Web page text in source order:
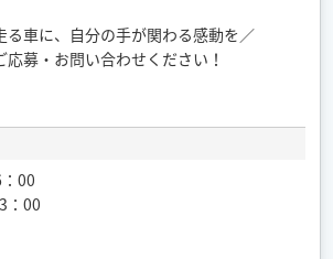
る車に、自分の手が関わる感動を／
応募・お問い合わせください！
00
：00